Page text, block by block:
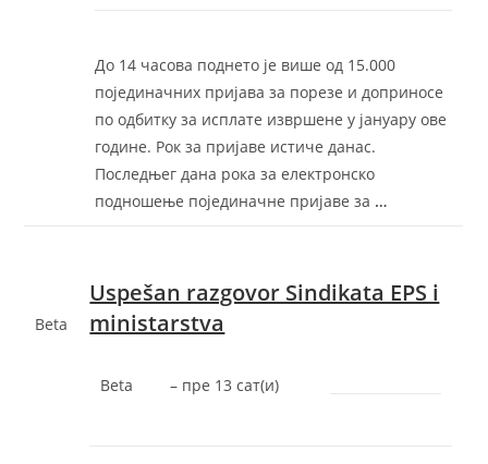
До 14 часова поднето је више од 15.000
појединачних пријава за порезе и доприносе
по одбитку за исплате извршене у јануару ове
године. Рок за пријаве истиче данас.
Последњег дана рока за електронско
подношење појединачне пријаве за …
Beta
Uspešan razgovor Sindikata EPS i
ministarstva
Beta – ‎пре 13 сат(и)‎